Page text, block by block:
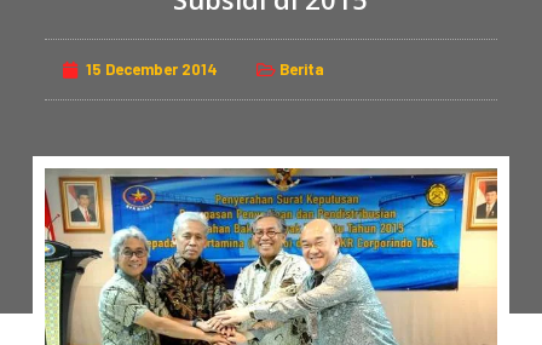
15 December 2014 Berita